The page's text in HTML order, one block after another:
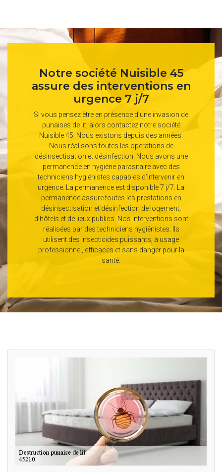
Notre société Nuisible 45
assure des interventions en
urgence 7 j/7
Si vous pensez être en présence d’une invasion de
punaises de lit, alors contactez notre société
Nuisible 45. Nous existons depuis des années.
Nous réalisons toutes les opérations de
désinsectisation et désinfection. Nous avons une
permanence en hygiène parasitaire avec des
techniciens hygiénistes capables d’intervenir en
urgence. La permanence est disponible 7 j/7. La
permanence assure toutes les prestations en
désinsectisation et désinfection de logement,
d’hôtels et de lieux publics. Nos interventions sont
réalisées par des techniciens hygiénistes. Ils
utilisent des insecticides puissants, à usage
professionnel, efficaces et sans danger pour la
santé.